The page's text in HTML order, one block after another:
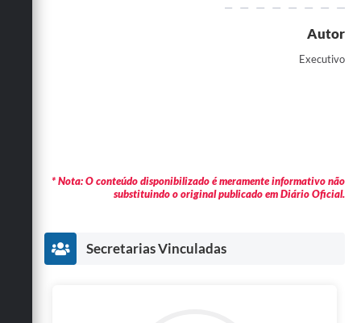
Autor
Executivo
* Nota: O conteúdo disponibilizado é meramente informativo não
substituindo o original publicado em Diário Oficial.
Secretarias Vinculadas